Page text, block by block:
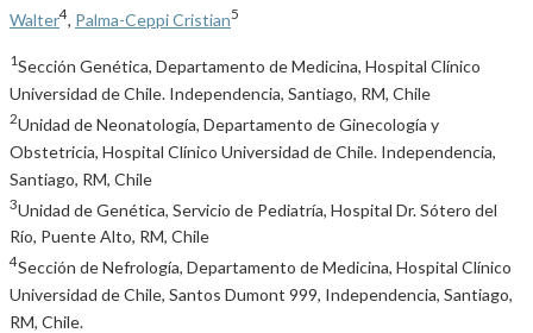
Walter4 Palma-Ceppi Cristian5
1Sección Genética, Departamento de Medicina, Hospital Clínico
Universidad de Chile. Independencia, Santiago, RM, Chile
2Unidad de Neonatología, Departamento de Ginecología y
Obstetricia, Hospital Clínico Universidad de Chile. Independencia,
Santiago, RM, Chile
3Unidad de Genética, Servicio de Pediatría, Hospital Dr. Sótero del
Río, Puente Alto, RM, Chile
4Sección de Nefrología, Departamento de Medicina, Hospital Clínico
Universidad de Chile, Santos Dumont 999, Independencia, Santiago,
RM, Chile.